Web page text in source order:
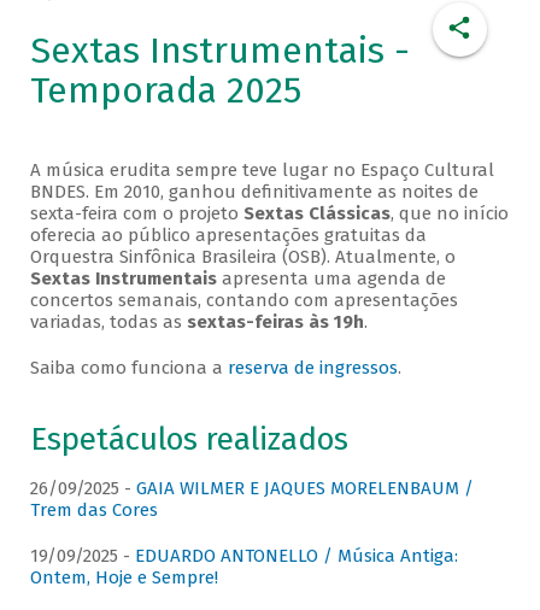
Sextas Instrumentais -
Temporada 2025
A música erudita sempre teve lugar no Espaço Cultural
BNDES. Em 2010, ganhou definitivamente as noites de
sexta-feira com o projeto Sextas Clássicas, que no início
oferecia ao público apresentações gratuitas da
Orquestra Sinfônica Brasileira (OSB). Atualmente, o
Sextas Instrumentaisapresenta uma agenda de
concertos semanais, contando com apresentações
variadas, todas as sextas-feiras às 19h.
Saiba como funciona a reserva de ingressos.
Espetáculos realizados
26/09/2025 - GAIA WILMER E JAQUES MORELENBAUM /
Trem das Cores
19/09/2025 - EDUARDO ANTONELLO / Música Antiga:
Ontem, Hoje e Sempre!